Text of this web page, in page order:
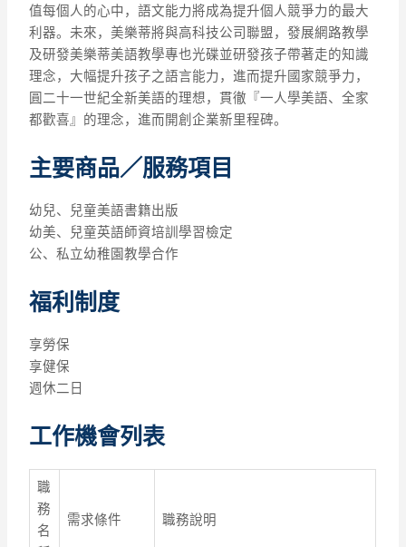
值每個人的心中，語文能力將成為提升個人競爭力的最大
利器。未來，美樂蒂將與高科技公司聯盟，發展網路教學
及研發美樂蒂美語教學專也光碟並研發孩子帶著走的知識
理念，大幅提升孩子之語言能力，進而提升國家競爭力，
圓二十一世紀全新美語的理想，貫徹『一人學美語、全家
都歡喜』的理念，進而開創企業新里程碑。
主要商品／服務項目
幼兒、兒童美語書籍出版
幼美、兒童英語師資培訓學習檢定
公、私立幼稚園教學合作
福利制度
享勞保
享健保
週休二日
工作機會列表
職
務
名
需求條件 職務說明